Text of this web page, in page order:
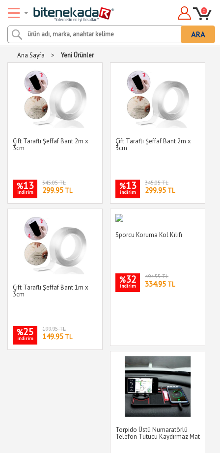
ARA
0
Ana Sayfa > Yeni Ürünler
Çift Taraflı Şeffaf Bant 2m x
3cm
%13
indirim
345.05 TL
299.95 TL
Çift Taraflı Şeffaf Bant 2m x
3cm
%13
indirim
345.05 TL
299.95 TL
Çift Taraflı Şeffaf Bant 1m x
3cm
%25
indirim
199.95 TL
149.95 TL
Sporcu Koruma Kol Kılıfı
%32
indirim
494.55 TL
334.95 TL
Torpido Üstü Numaratörlü
Telefon Tutucu Kaydırmaz Mat